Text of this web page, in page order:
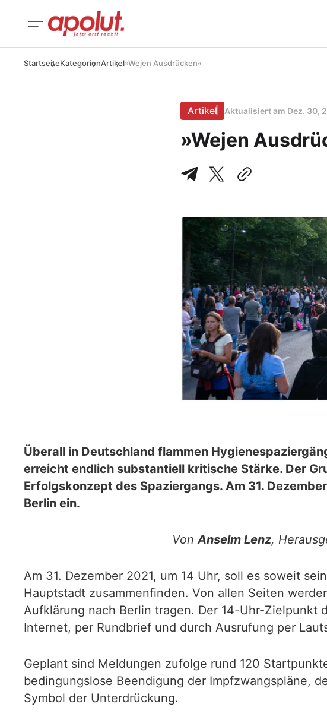
StartseiteKategorienArtikel»Wejen Ausdrücken«
Artikel Aktualisiert am Dez. 30,
»Wejen
Überall in Deutschland flammen
erreicht endlich substantiell kritische Stärke. Der
Erfolgskonzept des Spaziergangs. Am 31.
Berlin ein.
Von Anselm Lenz,
Am 31. Dezember 2021, um 14 Uhr, soll es soweit
Hauptstadt zusammenfinden. Von allen Seiten
Aufklärung nach Berlin tragen. Der 14-Uhr-Zielpunkt
Internet, per Rundbrief und durch Ausrufung per
Geplant sind Meldungen zufolge rund 120
bedingungslose Beendigung der Impfzwangspläne,
Symbol der Unterdrückung.